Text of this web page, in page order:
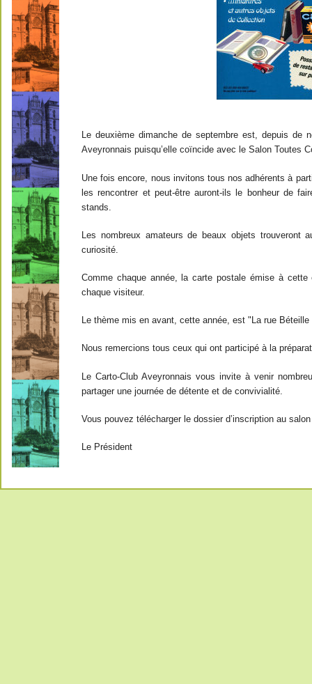
Le deuxième dimanche de septembre est, depuis de
Aveyronnais puisqu’elle coïncide avec le Salon Toutes
Une fois encore, nous invitons tous nos adhérents à
les rencontrer et peut-être auront-ils le bonheur de
stands.
Les nombreux amateurs de beaux objets
curiosité.
Comme chaque année, la carte postale émise à
chaque visiteur.
Le thème mis en avant, cette année, est "La rue Béteille
Nous remercions tous ceux qui ont participé à la
Le Carto-Club Aveyronnais vous invite à venir
partager une journée de détente et de convivialité.
Vous pouvez télécharger le dossier d’inscription au
Le Président